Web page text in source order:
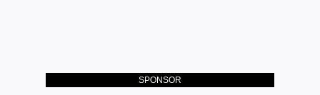
SPONSOR